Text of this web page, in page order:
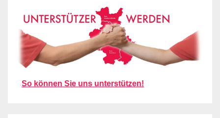
So können Sie uns unterstützen!